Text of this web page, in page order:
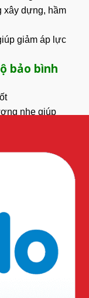
xây dựng, hầm
giảm áp lực
bảo bình
nhẹ giúp
chodoanh nghiệp
đầu
về bất kỳ
đầu làm việc
nắng mặt trời khi